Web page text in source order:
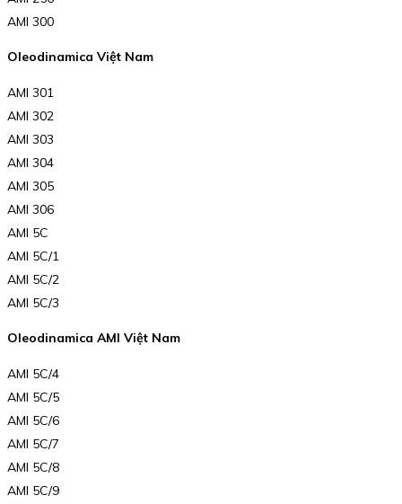
AMI 300
Oleodinamica Việt Nam
AMI 301
AMI 302
AMI 303
AMI 304
AMI 305
AMI 306
AMI 5C
AMI 5C/1
AMI 5C/2
AMI 5C/3
Oleodinamica AMI Việt Nam
AMI 5C/4
AMI 5C/5
AMI 5C/6
AMI 5C/7
AMI 5C/8
AMI 5C/9